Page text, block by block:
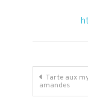
Tarte aux
amandes